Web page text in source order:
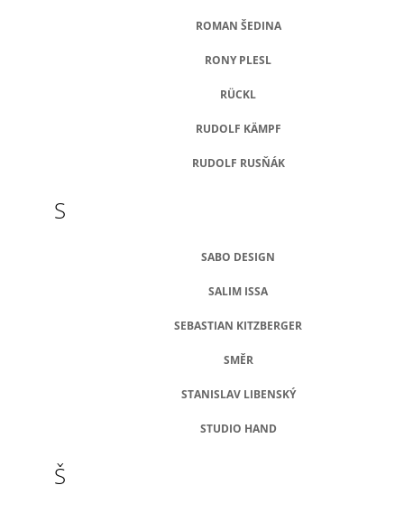
ROMAN ŠEDINA
RONY PLESL
RÜCKL
RUDOLF KÄMPF
RUDOLF RUSŇÁK
S
SABO DESIGN
SALIM ISSA
SEBASTIAN KITZBERGER
SMĚR
STANISLAV LIBENSKÝ
STUDIO HAND
Š